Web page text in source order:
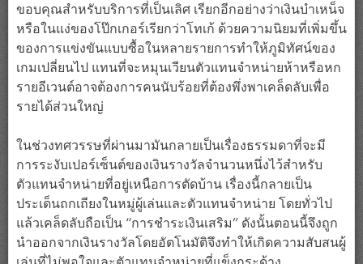
ขอบคุณสำหรับบริการที่เป็นเลิศ เรียกอีกอย่างว่าเงินบำเหน็จ
หรือในแง่ของโป๊กเกอร์เรียกว่าโทเก้ ด้วยความนิยมที่เพิ่มขึ้น
ของการแข่งขันแบบซื้อในหลายรายการทำให้ภูมิทัศน์ของ
เกมเปลี่ยนไป แทนที่จะหมุนเวียนตัวแทนจำหน่ายห้าหรือหก
รายอีเวนต์อาจต้องการคนนับร้อยที่ต้องพึ่งพาเคล็ดลับเพื่อ
รายได้ส่วนใหญ่
ในช่วงทศวรรษที่ผ่านมามันกลายเป็นเรื่องธรรมดาที่จะมี
การระงับเปอร์เซ็นต์ของเงินรางวัลจำนวนหนึ่งไว้สำหรับ
ตัวแทนจำหน่ายที่อยู่เหนือการตัดบ้าน เรื่องนี้กลายเป็น
ประเด็นถกเถียงในหมู่ผู้เล่นและตัวแทนจำหน่าย โดยทั่วไป
แล้วเคล็ดลับถือเป็น “การชำระเงินเสริม” ดังนั้นตอนนี้จึงถูก
นำออกจากเงินรางวัลโดยอัตโนมัติจึงทำให้เกิดความสับสนผู้